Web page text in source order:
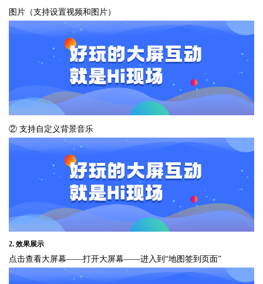
图片（支持设置视频和图片）
② 支持自定义背景音乐
2. 效果展示
点击查看大屏幕——打开大屏幕——进入到“地图签到页面”